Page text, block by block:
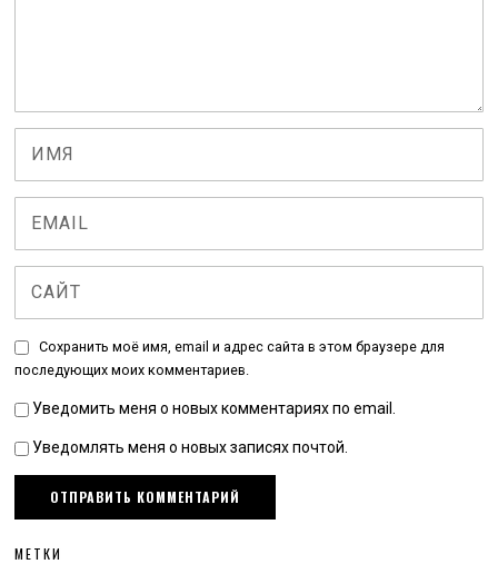
Сохранить моё имя, email и адрес сайта в этом браузере для
последующих моих комментариев.
Уведомить меня о новых комментариях по email.
Уведомлять меня о новых записях почтой.
МЕТКИ